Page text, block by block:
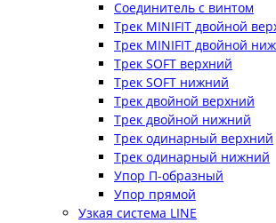
Соединитель с винтом
Трек MINIFIT двойной
Трек MINIFIT двойной
Трек SOFT верхний
Трек SOFT нижний
Трек двойной верхний
Трек двойной нижний
Трек одинарный верхний
Трек одинарный нижний
Упор П-образный
Упор прямой
Узкая система LINE